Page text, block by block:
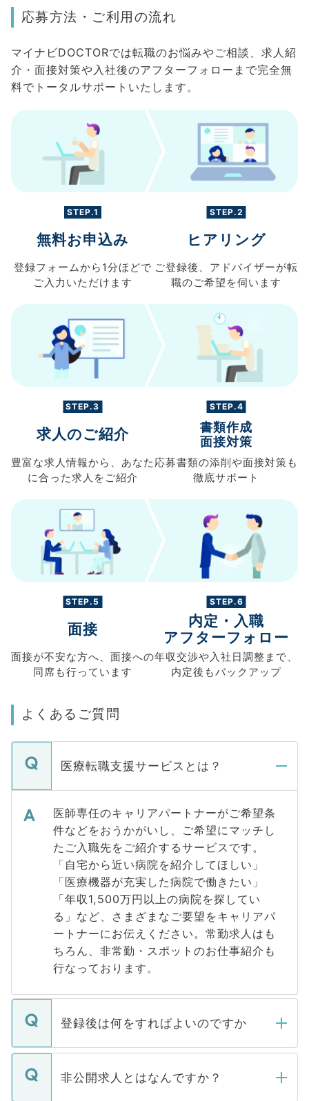
応募方法・ご利用の流れ
マイナビDOCTORでは転職のお悩みやご相談、求人紹
介・面接対策や入社後のアフターフォローまで完全無
料でトータルサポートいたします。
STEP.1
無料お申込み
登録フォームから 1分ほどで
ご入力 いただけます
STEP.2
ヒアリング
ご登録後、 アドバイザーが転
職のご希望を伺います
STEP.3
求人のご紹介
豊富な求人情報から、 あなた
に合った求人を ご紹介
STEP.4
書類作成
面接対策
応募書類の添削や面接対策も
徹底サポート
STEP.5
面接
面接が不安な方へ、 面接への
同席も行っています
STEP.6
内定・入職
アフターフォロー
年収交渉や入社日調整まで、
内定後もバックアップ
よくあるご質問
医療転職支援サービスとは？
医師専任のキャリアパートナーがご希望条
件などをおうかがいし、ご希望にマッチし
たご入職先をご紹介するサービスです。
「自宅から近い病院を紹介してほしい」
「医療機器が充実した病院で働きたい」
「年収1,500万円以上の病院を探してい
る」など、さまざまなご要望をキャリアパ
ートナーにお伝えください。常勤求人はも
ちろん、非常勤・スポットのお仕事紹介も
行なっております。
登録後は何をすればよいのですか
ご登録いただきましたら、弊社担当者がご
登録内容を確認し、その後メールもしくは
非公開求人とはなんですか？